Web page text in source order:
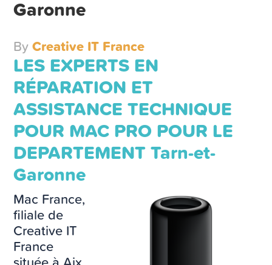
Garonne
ByCreative IT France
LES EXPERTS EN
RÉPARATION ET
ASSISTANCE TECHNIQUE
POUR MAC PRO POUR LE
DEPARTEMENT Tarn-et-
Garonne
Mac France,
filiale de
Creative IT
France